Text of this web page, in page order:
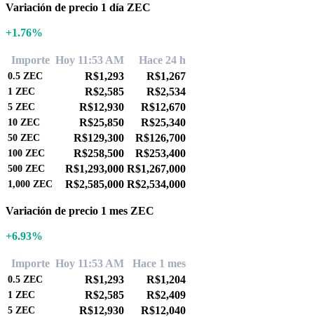
Variación de precio 1 día ZEC
+1.76%
Importe Hoy 11:53 AM Hace 24 h
0.5 ZEC R$1,293 R$1,267
1 ZEC R$2,585 R$2,534
5 ZEC R$12,930 R$12,670
10 ZEC R$25,850 R$25,340
50 ZEC R$129,300 R$126,700
100 ZEC R$258,500 R$253,400
500 ZEC R$1,293,000 R$1,267,000
1,000 ZEC R$2,585,000 R$2,534,000
Variación de precio 1 mes ZEC
+6.93%
Importe Hoy 11:53 AM Hace 1 mes
0.5 ZEC R$1,293 R$1,204
1 ZEC R$2,585 R$2,409
5 ZEC R$12,930 R$12,040